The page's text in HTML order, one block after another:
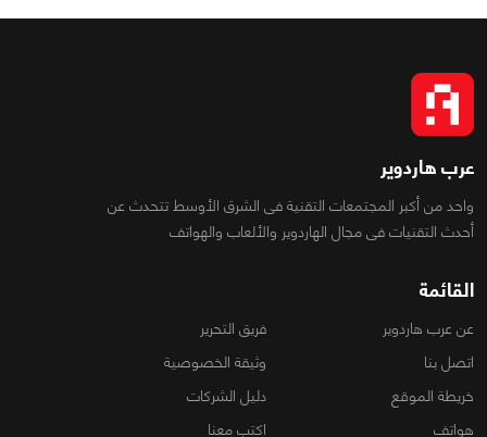
عرب هاردوير
واحد من أكبر المجتمعات التقنية فى الشرق الأوسط تتحدث عن
أحدث التقنيات فى مجال الهاردوير والألعاب والهواتف
القائمة
عن عرب هاردوير
فريق التحرير
اتصل بنا
وثيقة الخصوصية
خريطة الموقع
دليل الشركات
هواتف
اكتب معنا